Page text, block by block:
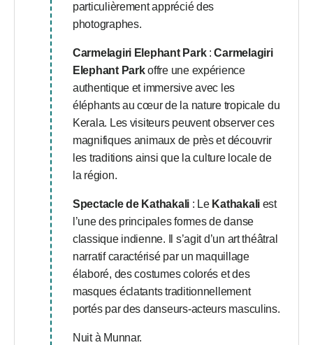
particulièrement apprécié des
photographes.
Carmelagiri Elephant Park:Carmelagiri
Elephant Parkoffre une expérience
authentique et immersive avec les
éléphants au cœur de la nature tropicale du
Kerala. Les visiteurs peuvent observer ces
magnifiques animaux de près et découvrir
les traditions ainsi que la culture locale de
la région.
Spectacle de Kathakali : Le Kathakali est
l’une des principales formes de danse
classique indienne. Il s’agit d’un art théâtral
narratif caractérisé par un maquillage
élaboré, des costumes colorés et des
masques éclatants traditionnellement
portés par des danseurs-acteurs masculins.
Nuit à Munnar.